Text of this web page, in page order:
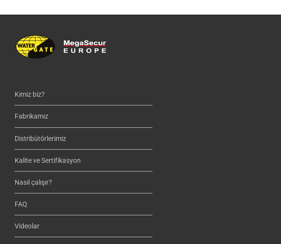
Kimiz biz?
Fabrikamız
Distribütörlerimiz
Kalite ve Sertifikasyon
Nasıl çalışır?
FAQ
Videolar